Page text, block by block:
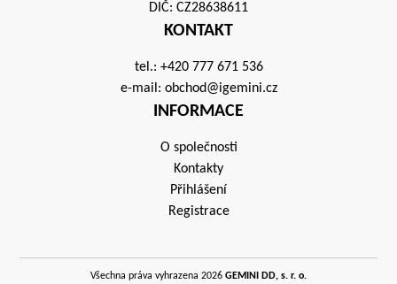
DIČ: CZ28638611
KONTAKT
tel.: +420 777 671 536
e-mail: obchod@igemini.cz
INFORMACE
O společnosti
Kontakty
Přihlášení
Registrace
Všechna práva vyhrazena 2026 GEMINI DD, s. r. o.